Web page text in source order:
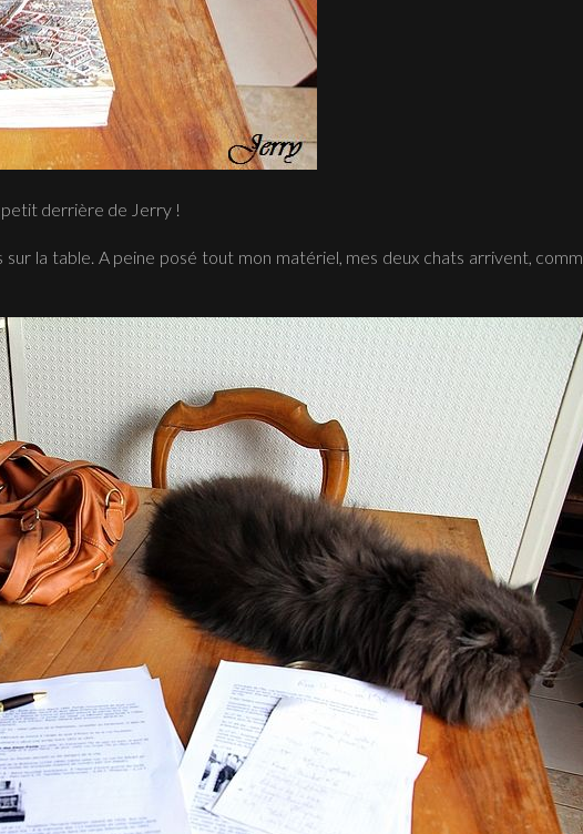
derrière de Jerry !
la table. A peine posé tout mon matériel, mes deux chats arrivent,